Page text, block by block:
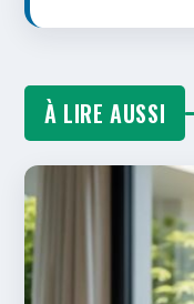
À LIRE AUSSI